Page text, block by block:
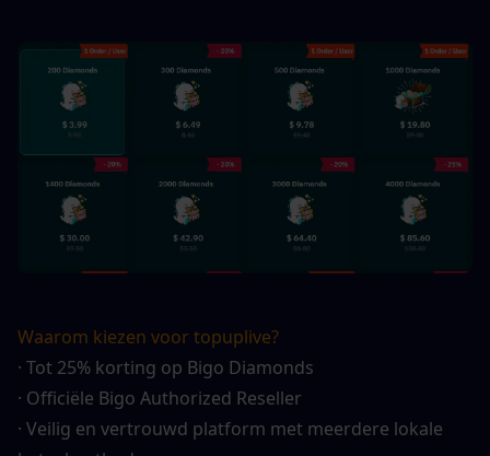
Waarom kiezen voor topuplive?
· Tot 25% korting op Bigo Diamonds
· Officiële Bigo Authorized Reseller
· Veilig en vertrouwd platform met meerdere lokale